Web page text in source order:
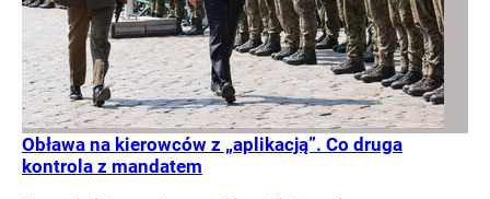
Obława na kierowców z „aplikacją”. Co druga
kontrola z mandatem